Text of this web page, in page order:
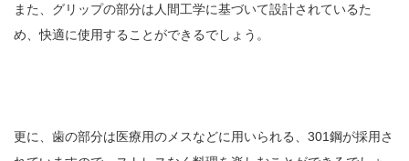
また、グリップの部分は人間工学に基づいて設計されているた
め、快適に使用することができるでしょう。
更に、歯の部分は医療用のメスなどに用いられる、301鋼が採用さ